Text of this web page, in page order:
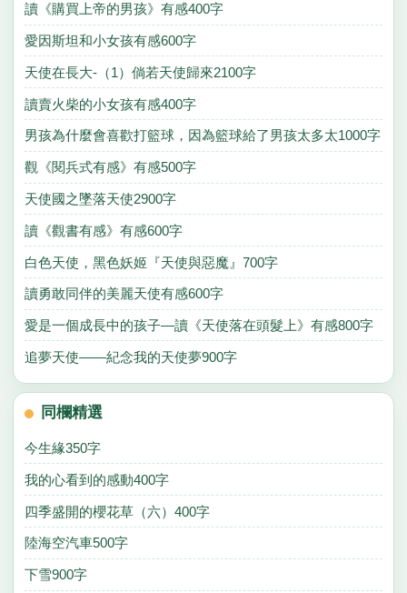
讀《購買上帝的男孩》有感400字
愛因斯坦和小女孩有感600字
天使在長大-（1）倘若天使歸來2100字
讀賣火柴的小女孩有感400字
男孩為什麼會喜歡打籃球，因為籃球給了男孩太多太1000字
觀《閱兵式有感》有感500字
天使國之墜落天使2900字
讀《觀書有感》有感600字
白色天使，黑色妖姬『天使與惡魔』700字
讀勇敢同伴的美麗天使有感600字
愛是一個成長中的孩子—讀《天使落在頭髮上》有感800字
追夢天使——紀念我的天使夢900字
同欄精選
今生緣350字
我的心看到的感動400字
四季盛開的櫻花草（六）400字
陸海空汽車500字
下雪900字